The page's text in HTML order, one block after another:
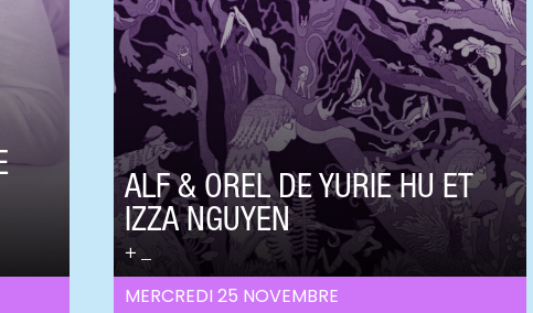
MERCREDI 25 NOVEMBRE
ALF & OREL DE YURIE HU ET
IZZA NGUYEN